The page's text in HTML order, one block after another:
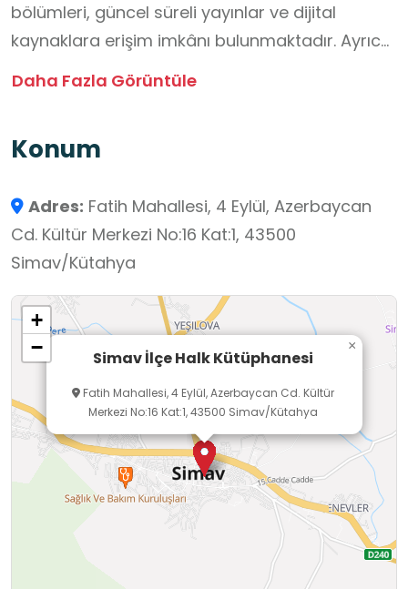
bölümleri, güncel süreli yayınlar ve dijital
kaynaklara erişim imkânı bulunmaktadır. Ayrıca
düzenlenen etkinlikler ve kültürel faaliyetlerle
Daha Fazla Görüntüle
Konum
Adres: Fatih Mahallesi, 4 Eylül, Azerbaycan
Cd. Kültür Merkezi No:16 Kat:1, 43500
Simav/Kütahya
Simav İlçe Halk Kütüphanesi
Fatih Mahallesi, 4 Eylül, Azerbaycan Cd. Kültür
Merkezi No:16 Kat:1, 43500 Simav/Kütahya
×
+
−